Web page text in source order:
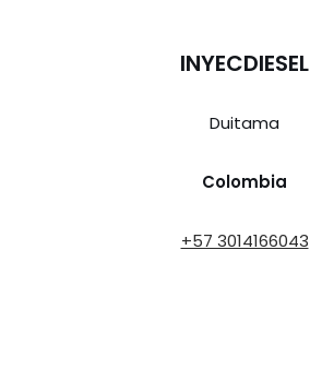
INYECDIESEL
Duitama
Colombia
+57 3014166043